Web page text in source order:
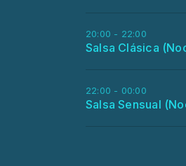
20:00 - 22:00
Salsa Clásica
22:00 - 00:00
Salsa Sensual